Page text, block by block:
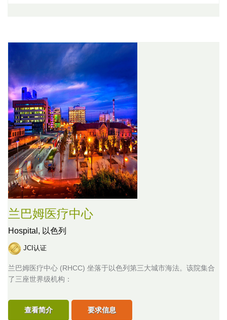
兰巴姆医疗中心
Hospital, 以色列
JCI认证
兰巴姆医疗中心 (RHCC) 坐落于以色列第三大城市海法。该院集合
了三座世界级机构：
查看简介 要求信息